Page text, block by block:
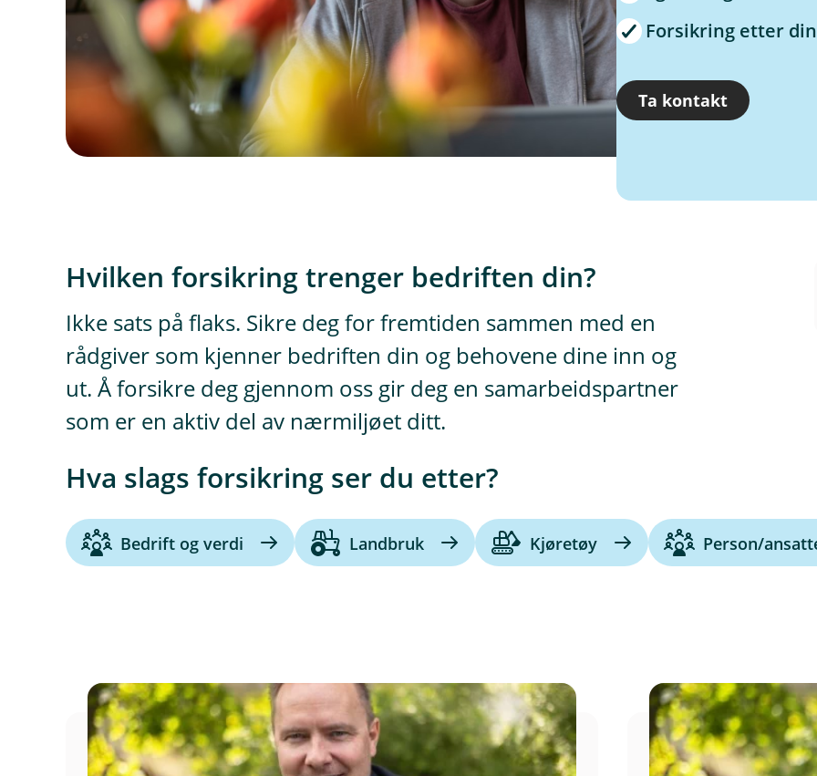
Forsikring etter
Ta kontakt
Hvilken forsikring trenger bedriften din?
Ikke sats på flaks. Sikre deg for fremtiden sammen med en
rådgiver som kjenner bedriften din og behovene dine inn og
ut. Å forsikre deg gjennom oss gir deg en samarbeidspartner
som er en aktiv del av nærmiljøet ditt.
Hva slags forsikring ser du etter?
Bedrift og verdi Landbruk Kjøretøy Person/